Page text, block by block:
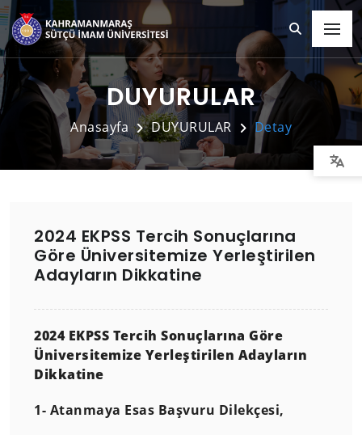
DUYURULAR
Anasayfa DUYURULAR Detay
2024 EKPSS Tercih Sonuçlarına
Göre Üniversitemize Yerleştirilen
Adayların Dikkatine
2024 EKPSS Tercih Sonuçlarına Göre
Üniversitemize Yerleştirilen Adayların
Dikkatine
1- Atanmaya Esas Başvuru Dilekçesi,